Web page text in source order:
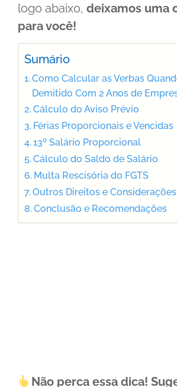
logo abaixo, deixamos uma
para você!
Sumário
Como Calcular as Verbas
Demitido Com 2 Anos de
Cálculo do Aviso Prévio
Férias Proporcionais e Vencidas
13º Salário Proporcional
Cálculo do Saldo de Salário
Multa Rescisória do FGTS
Outros Direitos e Considerações
Conclusão e Recomendações
Não perca essa dica!